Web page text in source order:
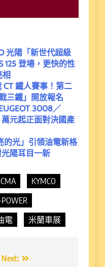
光陽「新世代超級
125 登場，更快的性
相
鐵人賽事！第二
三鐵」開放報名
3008／
元起正面對決國產
的光」引領油電新格
陽耳目一新
KYMCO
電 米蘭車展
Next: